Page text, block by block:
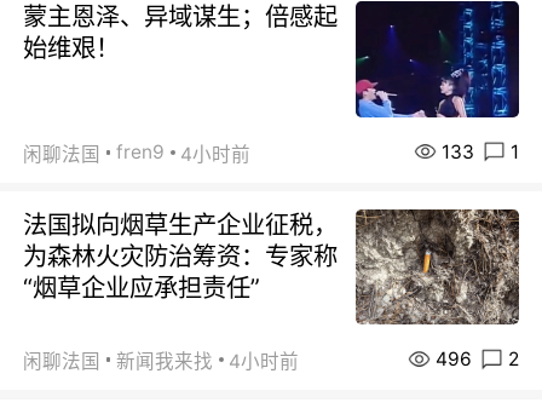
蒙主恩泽、异域谋生；倍感起
始维艰！
闲聊法国 fren9 4小时前 133 1
法国拟向烟草生产企业征税，
为森林火灾防治筹资：专家称
“烟草企业应承担责任”
闲聊法国 新闻我来找 4小时前 496 2